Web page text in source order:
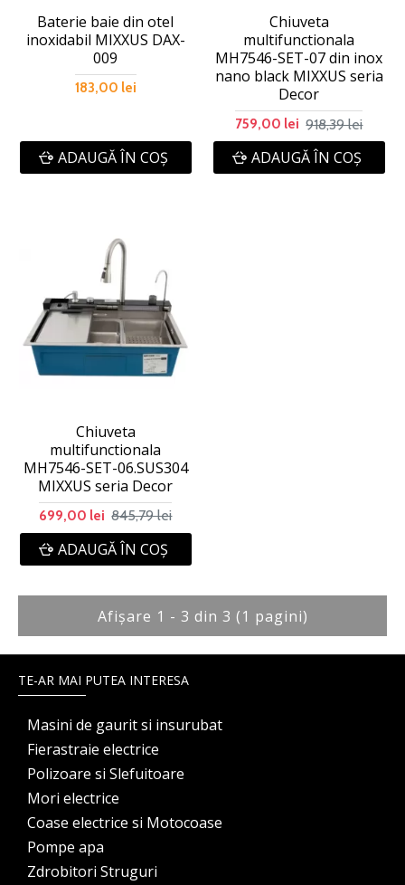
Baterie baie din otel
inoxidabil MIXXUS DAX-
009
183,00 lei
ADAUGĂ ÎN COŞ
Chiuveta
multifunctionala
MH7546-SET-07 din inox
nano black MIXXUS seria
Decor
759,00 lei 918,39 lei
ADAUGĂ ÎN COŞ
Chiuveta
multifunctionala
MH7546-SET-06.SUS304
MIXXUS seria Decor
699,00 lei 845,79 lei
ADAUGĂ ÎN COŞ
Afişare 1 - 3 din 3 (1 pagini)
TE-AR MAI PUTEA INTERESA
Masini de gaurit si insurubat
Fierastraie electrice
Polizoare si Slefuitoare
Mori electrice
Coase electrice si Motocoase
Pompe apa
Zdrobitori Struguri